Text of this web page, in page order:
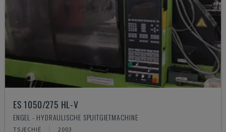
ES 1050/275 HL-V
ENGEL - HYDRAULISCHE SPUITGIETMACHINE
TSJECHIË 2003